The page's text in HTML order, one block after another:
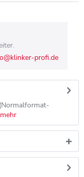
profi.de
mehr